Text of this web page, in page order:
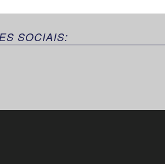
SOCIAIS: